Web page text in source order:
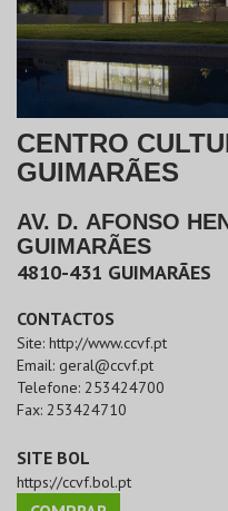
CENTRO
GUIMARÃES
AV. D. AFONSO
GUIMARÃES
4810-431 GUIMARÃES
CONTACTOS
Site: http://www.ccvf.pt
Email: geral@ccvf.pt
Telefone: 253424700
Fax: 253424710
SITE BOL
https://ccvf.bol.pt